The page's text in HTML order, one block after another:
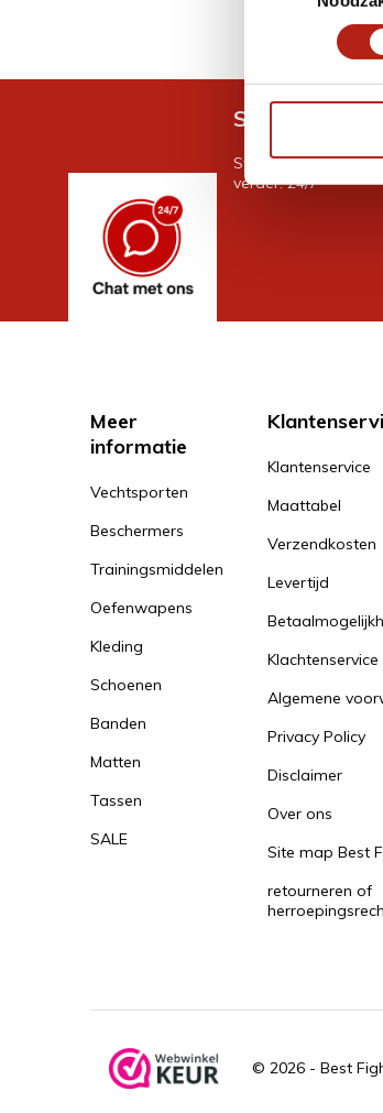
GRATIS
Snel
Stel je vraag in de
verder. 24/7
Meer
informatie
Vechtsporten
Beschermers
Trainingsmiddelen
Oefenwapens
Kleding
Schoenen
Banden
Matten
Tassen
SALE
Klantenservice
Maattabel
Verzendkosten
Levertijd
Klachtenservice
Algemene
Privacy Policy
Disclaimer
Over ons
Site map Best
retourneren of
© 2026 - Best